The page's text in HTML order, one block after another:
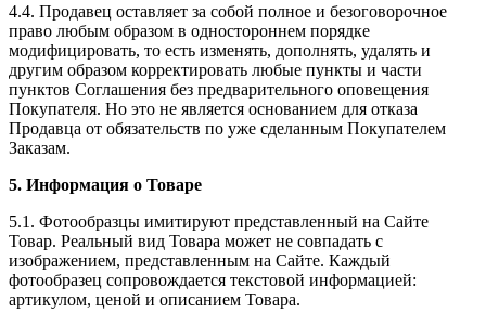
4.4. Продавец оставляет за собой полное и безоговорочное
право любым образом в одностороннем порядке
модифицировать, то есть изменять, дополнять, удалять и
другим образом корректировать любые пункты и части
пунктов Соглашения без предварительного оповещения
Покупателя. Но это не является основанием для отказа
Продавца от обязательств по уже сделанным Покупателем
Заказам.
5. Информация о Товаре
5.1. Фотообразцы имитируют представленный на Сайте
Товар. Реальный вид Товара может не совпадать с
изображением, представленным на Сайте. Каждый
фотообразец сопровождается текстовой информацией:
артикулом, ценой и описанием Товара.